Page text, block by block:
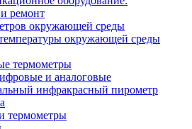
ремонт
окружающей среды
окружающей среды
термометры
и аналоговые
инфракрасный пирометр
термометры